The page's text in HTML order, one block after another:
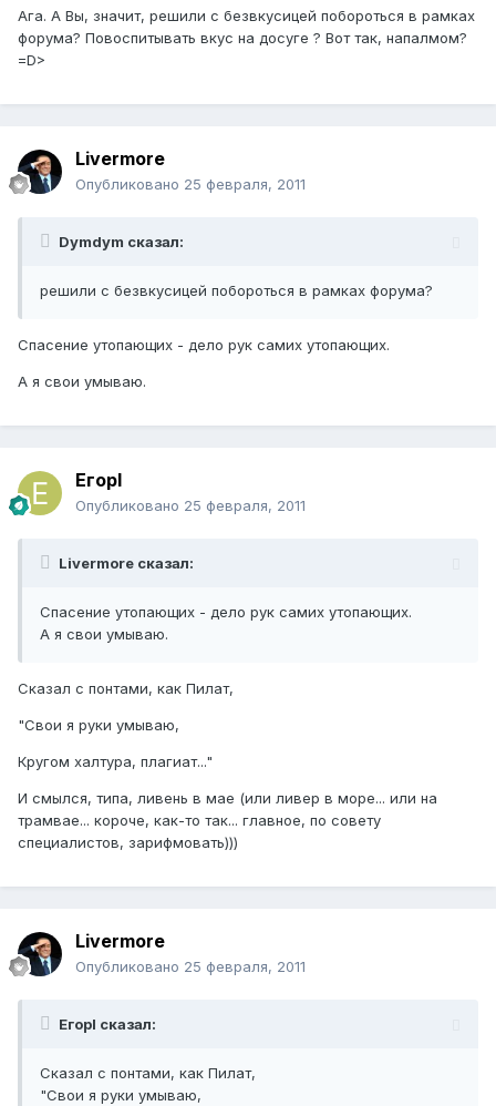
Ага. А Вы, значит, решили с безвкусицей побороться в рамках
форума? Повоспитывать вкус на досуге ? Вот так, напалмом?
=D>
Livermore
Опубликовано 25 февраля, 2011
Dymdym сказал:
решили с безвкусицей побороться в рамках форума?
Спасение утопающих - дело рук самих утопающих.
А я свои умываю.
ЕгорI
Опубликовано 25 февраля, 2011
Livermore сказал:
Спасение утопающих - дело рук самих утопающих.
А я свои умываю.
Сказал с понтами, как Пилат,
"Свои я руки умываю,
Кругом халтура, плагиат..."
И смылся, типа, ливень в мае (или ливер в море... или на
трамвае... короче, как-то так... главное, по совету
специалистов, зарифмовать)))
Livermore
Опубликовано 25 февраля, 2011
ЕгорI сказал:
Сказал с понтами, как Пилат,
"Свои я руки умываю,